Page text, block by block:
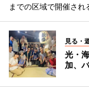
までの区域で開催され
見る・
光・
加、